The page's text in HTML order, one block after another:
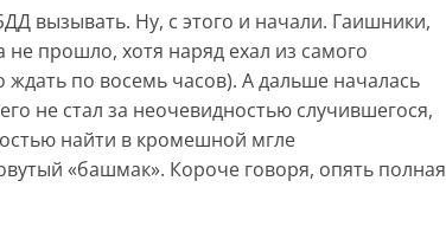
вызывать. Ну, с этого и начали. Гаишники,
прошло, хотя наряд ехал из самого
по восемь часов). А дальше началась
не стал за неочевидностью случившегося,
найти в кромешной мгле
«башмак». Короче говоря, опять полная